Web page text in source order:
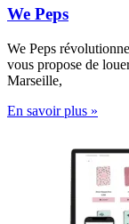
We Peps
We Peps
vous propose de
Marseille,
En savoir plus »